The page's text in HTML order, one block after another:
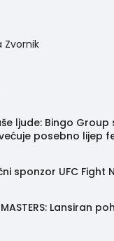
Zvornik
ljude: Bingo Group
posebno lijep
sponzor UFC Fight
MASTERS: Lansiran